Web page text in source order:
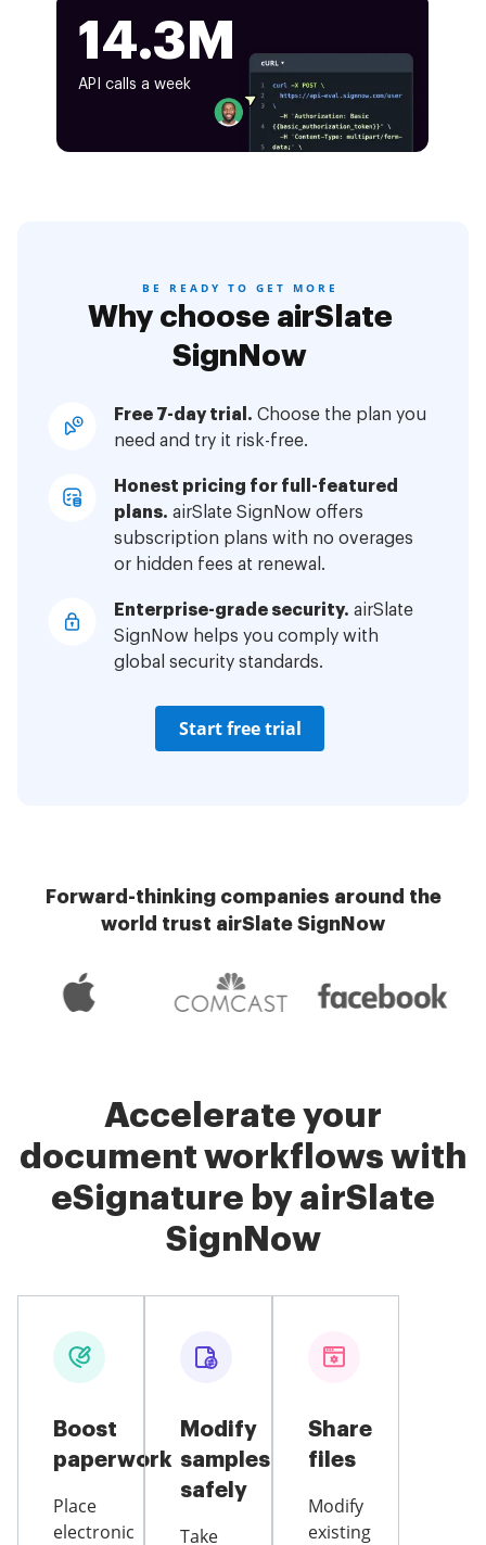
14.3M
API calls a week
BE READY TO GET MORE
Why choose airSlate
SignNow
Free 7-day trial. Choose the plan you
need and try it risk-free.
Honest pricing for full-featured
plans. airSlate SignNow offers
subscription plans with no overages
or hidden fees at renewal.
Enterprise-grade security. airSlate
SignNow helps you comply with
global security standards.
Start free trial
Forward-thinking companies around the
world trust airSlate SignNow
Accelerate your
document workflows with
eSignature by airSlate
SignNow
Boost
paperwork
Place
electronic
Modify
samples
safely
Take
Share
files
Modify
existing